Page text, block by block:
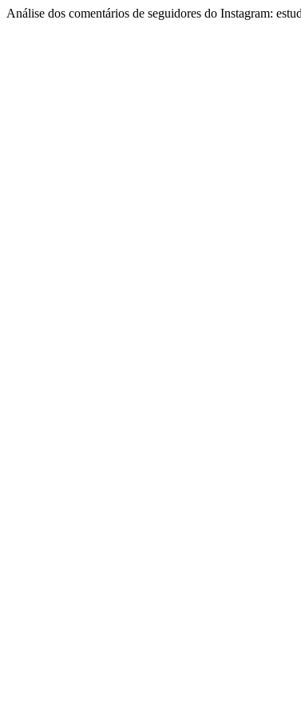
Análise dos comentários de seguidores do Instagram: